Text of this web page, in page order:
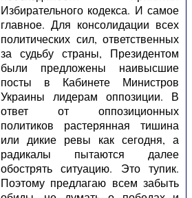
Избирательного кодекса. И самое
главное. Для консолидации всех
политических сил, ответственных
за судьбу страны, Президентом
были предложены наивысшие
посты в Кабинете Министров
Украины лидерам оппозиции. В
ответ от оппозиционных
политиков растерянная тишина
или дикие ревы как сегодня, а
радикалы пытаются далее
обострять ситуацию. Это тупик.
Поэтому предлагаю всем забыть